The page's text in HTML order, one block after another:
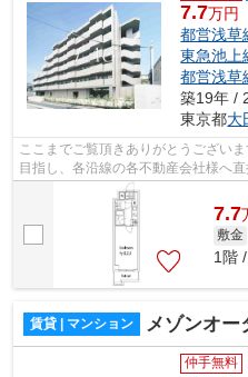
7.7万円
都営浅草
東急池上
都営浅草
築19年 /
東京都大
ここまでご覧頂きありがとうござい
目指し、各沿線の各不動産会社様へ
様へ提供しております！最新の情報は...
7.7
敷金
1階
賃貸 | マンション メゾンオー
仲手無料